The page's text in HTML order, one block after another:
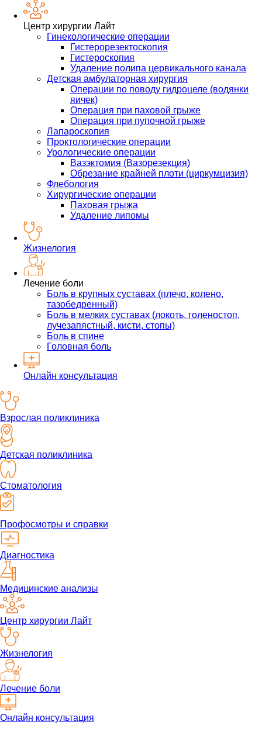
Центр хирургии Лайт
Гинекологические операции
Гистерорезектоскопия
Гистероскопия
Удаление полипа цервикального канала
Детская амбулаторная хирургия
Операции по поводу гидроцеле (водянки
яичек)
Операция при паховой грыже
Операция при пупочной грыже
Лапароскопия
Проктологические операции
Урологические операции
Вазэктомия (Вазорезекция)
Обрезание крайней плоти (циркумцизия)
Флебология
Хирургические операции
Паховая грыжа
Удаление липомы
Жизнелогия
Лечение боли
Боль в крупных суставах (плечо, колено,
тазобедренный)
Боль в мелких суставах (локоть, голеностоп,
лучезапястный, кисти, стопы)
Боль в спине
Головная боль
Онлайн консультация
Взрослая поликлиника
Детская поликлиника
Стоматология
Профосмотры и справки
Диагностика
Медицинские анализы
Центр хирургии Лайт
Жизнелогия
Лечение боли
Онлайн консультация